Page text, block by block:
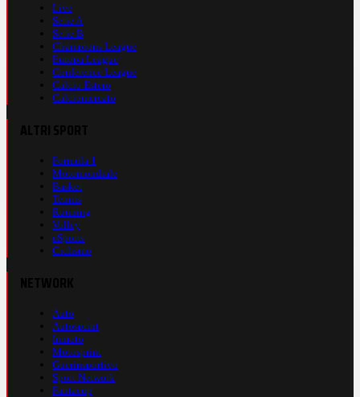
Live
Serie A
Serie B
Champions League
Europa League
Conference League
Calcio Estero
Calciomercato
Formula 1
Motomondiale
Basket
Tennis
Running
Volley
eSports
Ciclismo
Auto
Autosprint
Inmoto
Motosprint
Guerinsportivo
Sport Network
Fantacup